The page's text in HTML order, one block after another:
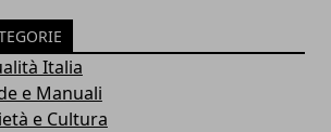
Italia
e Manuali
e Cultura